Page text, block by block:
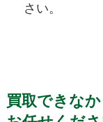
さい。
買取できな